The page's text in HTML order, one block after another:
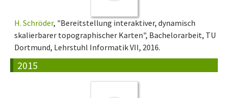
H. Schröder, "Bereitstellung interaktiver, dynamisch
skalierbarer topographischer Karten", Bachelorarbeit, TU
Dortmund, Lehrstuhl Informatik VII, 2016.
2015